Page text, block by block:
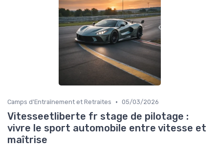
Camps d'Entraînement et Retraites • 05/03/2026
Vitesseetliberte fr stage de pilotage :
vivre le sport automobile entre vitesse et
maîtrise